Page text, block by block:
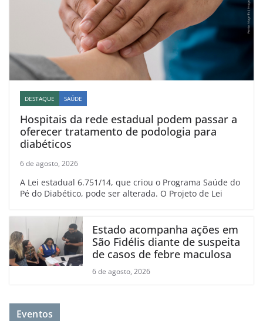
DESTAQUE SAÚDE
Hospitais da rede estadual podem passar a
oferecer tratamento de podologia para
diabéticos
6 de agosto, 2026
A Lei estadual 6.751/14, que criou o Programa Saúde do
Pé do Diabético, pode ser alterada. O Projeto de Lei
Estado acompanha ações em
São Fidélis diante de suspeita
de casos de febre maculosa
6 de agosto, 2026
Eventos